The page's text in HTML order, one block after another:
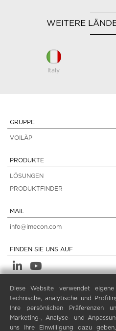
WEITERE
Italy
GRUPPE
VOILÀP
PRODUKTE
LÖSUNGEN
PRODUKTFINDER
MAIL
info@imecon.com
FINDEN SIE UNS AUF
LEGALE
PRIVACY POLICY
LEGAL NOTES
Diese Website verwendet
technische, analytische und
Ihre persönlichen Präferenzen
Marketing-, Analyse- und
uns Ihre Einwilligung dazu